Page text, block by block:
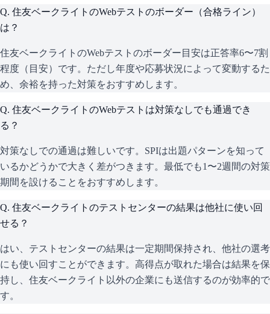
Q. 住友ベークライトのWebテストのボーダー（合格ライン）
は？
住友ベークライトのWebテストのボーダー目安は正答率6〜7割
程度（目安）です。ただし年度や応募状況によって変動するた
め、余裕を持った対策をおすすめします。
Q. 住友ベークライトのWebテストは対策なしでも通過でき
る？
対策なしでの通過は難しいです。SPIは出題パターンを知って
いるかどうかで大きく差がつきます。最低でも1〜2週間の対策
期間を設けることをおすすめします。
Q. 住友ベークライトのテストセンターの結果は他社に使い回
せる？
はい、テストセンターの結果は一定期間保持され、他社の選考
にも使い回すことができます。高得点が取れた場合は結果を保
持し、住友ベークライト以外の企業にも送信するのが効率的で
す。